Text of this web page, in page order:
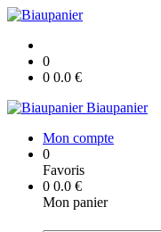
0
0 0.0 €
Biaupanier
Mon compte
0
Favoris
0 0.0 €
Mon panier